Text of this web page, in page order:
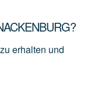
erhalten und